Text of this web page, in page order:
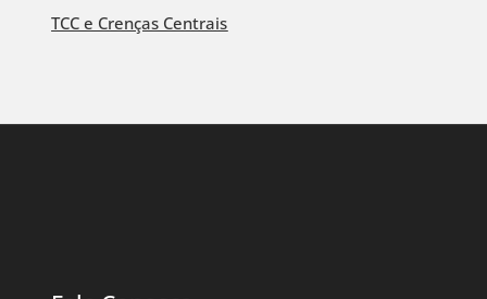
TCC e Crenças Centrais